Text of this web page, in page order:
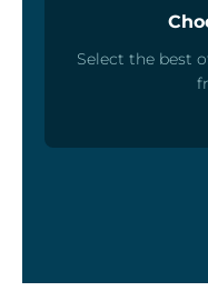
Select the best